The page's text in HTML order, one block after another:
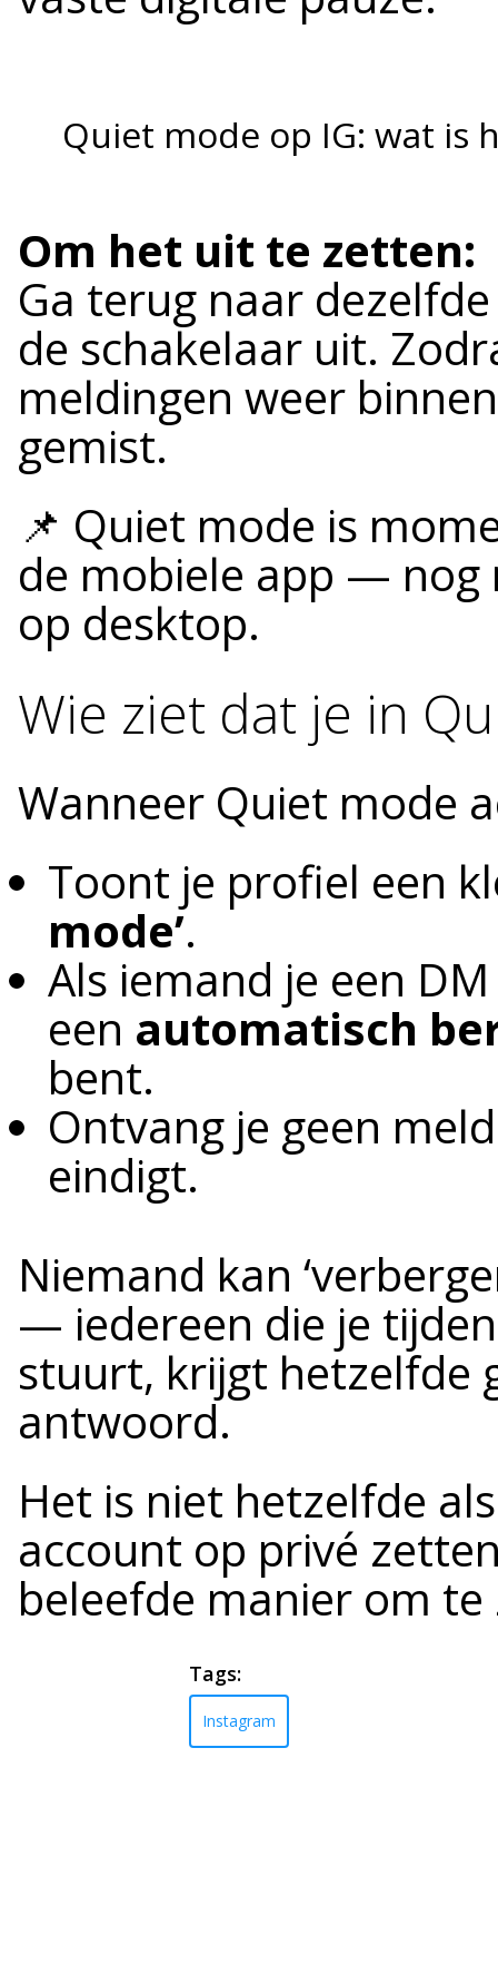
Quiet mode op IG: wat is
Om het uit te zetten:
Ga terug naar
de schakelaar uit.
meldingen weer
gemist.
📌 Quiet mode is
de mobiele app — nog
op desktop.
Wie ziet dat je in
Wanneer Quiet mode
Toont je profiel een
mode’.
Als iemand je een
een automatisch
bent.
Ontvang je geen
eindigt.
Niemand kan
— iedereen die je
stuurt, krijgt hetzelfde
antwoord.
Het is niet hetzelfde
account op privé
beleefde manier om te
Tags:
Instagram